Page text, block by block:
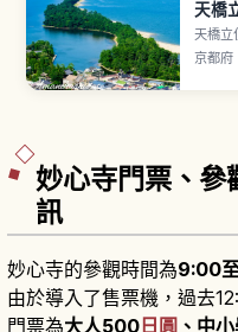
天橋
天橋立
島縣宮
棵松樹
京都府
妙心寺門票、參
訊
妙心寺的參觀時間為9:00
由於導入了售票機，過去
門票為大人500 日圓 、中